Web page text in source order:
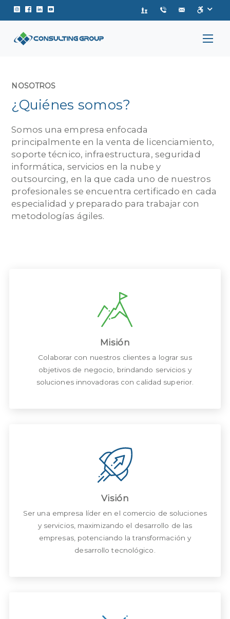
Instagram de Consulting Group
Facebook de Consulting Group
Linkedin de Consulting Group
Youtube de Consulting Group
NOSOTROS
¿Quiénes somos?
Somos una empresa enfocada
principalmente en la venta de licenciamiento,
soporte técnico, infraestructura, seguridad
informática, servicios en la nube y
outsourcing, en la que cada uno de nuestros
profesionales se encuentra certificado en cada
especialidad y preparado para trabajar con
metodologías ágiles.
Misión
Colaborar con nuestros clientes a lograr sus
objetivos de negocio, brindando servicios y
soluciones innovadoras con calidad superior.
Visión
Ser una empresa líder en el comercio de soluciones
y servicios, maximizando el desarrollo de las
empresas, potenciando la transformación y
desarrollo tecnológico.